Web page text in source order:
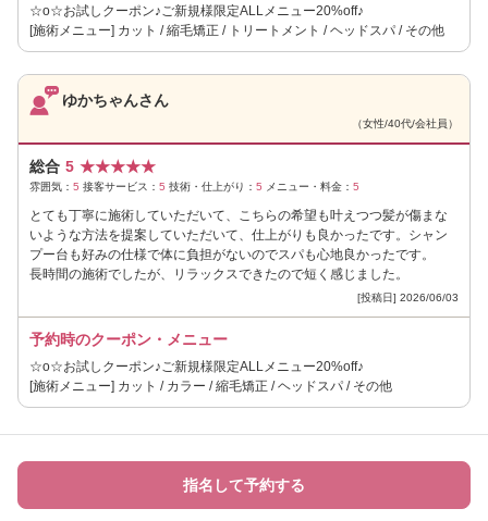
☆o☆お試しクーポン♪ご新規様限定ALLメニュー20%off♪
[施術メニュー] カット / 縮毛矯正 / トリートメント / ヘッドスパ / その他
ゆかちゃんさん
（女性/40代/会社員）
総合 5 ★★★★★
雰囲気： 5 接客サービス： 5 技術・仕上がり： 5 メニュー・料金： 5
とても丁寧に施術していただいて、こちらの希望も叶えつつ髪が傷まな
いような方法を提案していただいて、仕上がりも良かったです。シャン
プー台も好みの仕様で体に負担がないのでスパも心地良かったです。
長時間の施術でしたが、リラックスできたので短く感じました。
[投稿日] 2026/06/03
予約時のクーポン・メニュー
☆o☆お試しクーポン♪ご新規様限定ALLメニュー20%off♪
[施術メニュー] カット / カラー / 縮毛矯正 / ヘッドスパ / その他
指名して予約する